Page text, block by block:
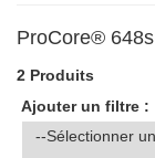
ProCore®
2 Produits
Ajouter un filtre :